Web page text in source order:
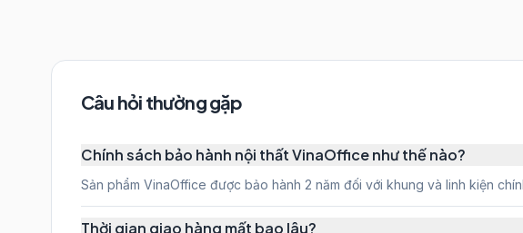
Câu hỏi thường gặp
Chính sách bảo hành nội thất VinaOffice như thế nào?
Sản phẩm VinaOffice được bảo hành 2 năm đối với khung và linh kiện
Thời gian giao hàng mất bao lâu?